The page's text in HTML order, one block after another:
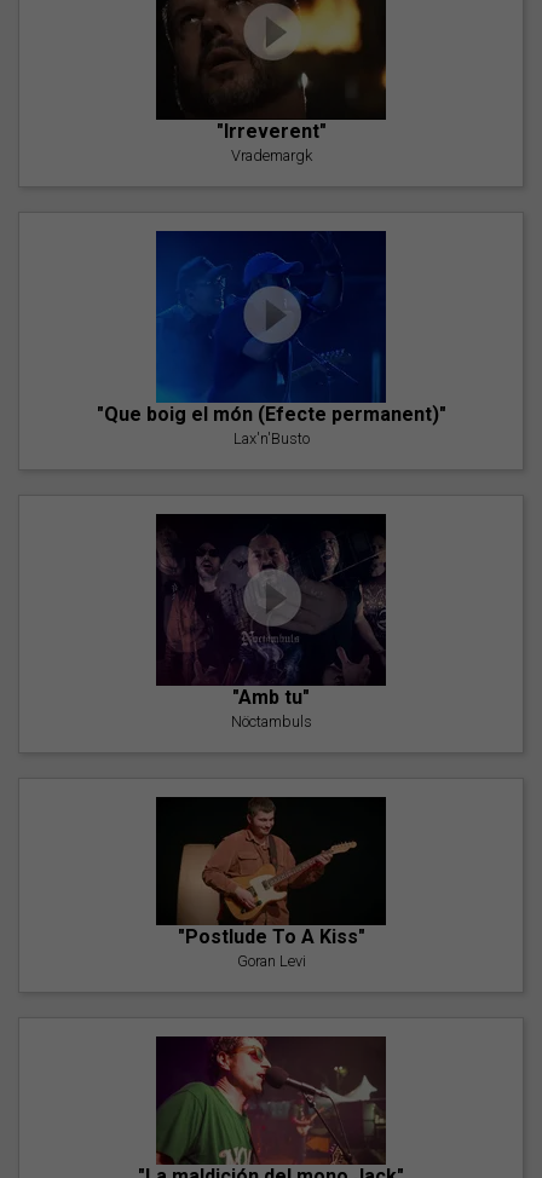
"Irreverent"
Vrademargk
"Que boig el món (Efecte permanent)"
Lax'n'Busto
"Amb tu"
Nöctambuls
"Postlude To A Kiss"
Goran Levi